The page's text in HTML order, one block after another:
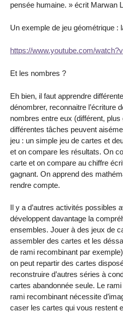
pensée humaine. » écrit Marwan
Un exemple de jeu géométrique :
https://www.youtube.com/
Et les nombres ?
Eh bien, il faut apprendre
dénombrer, reconnaitre l’écriture
nombres entre eux (différent,
différentes tâches peuvent
jeu : un simple jeu de cartes et
et on compare les résultats. On
carte et on compare au chiffre
gagnant. On apprend des
rendre compte.
Il y a d’autres activités possibles
développent davantage la
ensembles. Jouer à des jeux de
assembler des cartes et les
de rami recombinant par
on peut repartir des cartes
reconstruire d’autres séries à
cartes abandonnée seule. Le
rami recombinant nécessite
caser les cartes qui vous restent